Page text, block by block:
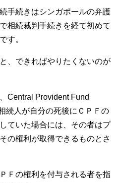
手続きはシンガポールの弁護
相続裁判手続きを経て初めて
す。
、できればやりたくないのが
Central Provident Fund
続人が自分の死後にＣＰＦの
ていた場合には、その者はプ
の権利が取得できるものとさ
Ｆの権利を付与される者を指